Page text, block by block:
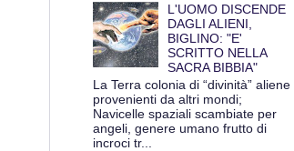
L'UOMO DISCENDE
DAGLI ALIENI,
BIGLINO: "E'
SCRITTO NELLA
SACRA BIBBIA"
La Terra colonia di “divinità” aliene
provenienti da altri mondi;
Navicelle spaziali scambiate per
angeli, genere umano frutto di
incroci tr...